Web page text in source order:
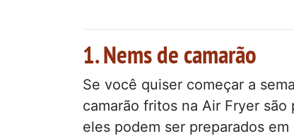
1. Nems de camarão
Se você quiser começar a
camarão fritos na Air Fryer
eles podem ser preparados